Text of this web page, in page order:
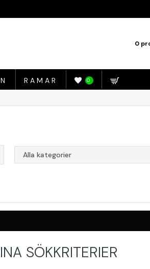
0
RAMAR 0
SÖKKRITERIER